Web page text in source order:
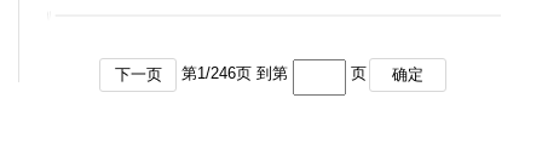
下一页 第1/246页 到第 页 确定